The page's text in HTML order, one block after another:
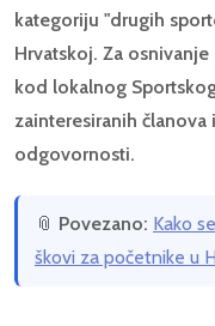
kategoriju "drugih
Hrvatskoj. Za
kod lokalnog
zainteresiranih
odgovornosti.
📎 Povezano: Kako
škovi za početnike u